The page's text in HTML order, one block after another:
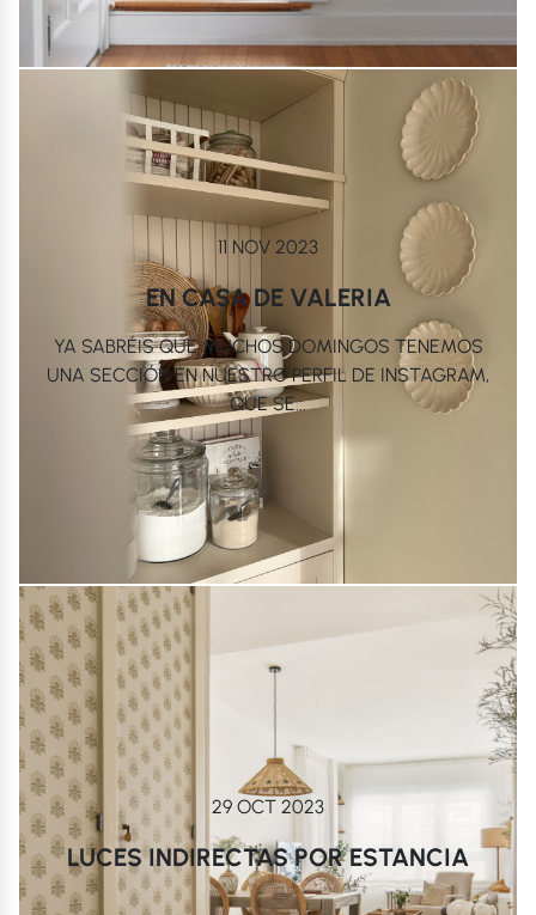
11 NOV 2023
EN CASA DE VALERIA
YA SABRÉIS QUE MUCHOS DOMINGOS TENEMOS
UNA SECCIÓN EN NUESTRO PERFIL DE INSTAGRAM,
QUE SE...
29 OCT 2023
LUCES INDIRECTAS POR ESTANCIA